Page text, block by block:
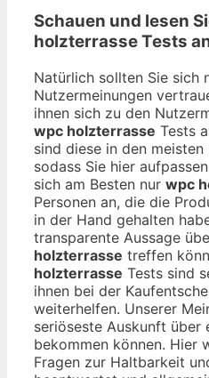
Schauen und lesen
holzterrasseTests
Natürlich sollten Sie sich
Nutzermeinungen
ihnen sich zu den
wpc holzterrasse Tests
sind diese in den
sodass Sie hier
sich am Besten nur wpc
Personen an, die die
in der Hand gehalten
transparente Aussage
holzterrasse treffen
holzterrasse Tests sind
ihnen bei der
weiterhelfen. Unserer
seriöseste Auskunft über
bekommen können. Hier
Fragen zur Haltbarkeit